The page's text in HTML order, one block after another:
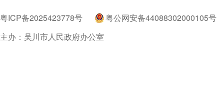
粤ICP备2025423778号
粤公网安备44088302000105号
主办：吴川市人民政府办公室